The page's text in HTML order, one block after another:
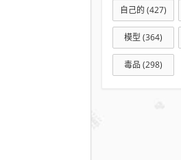
自己的 (427)
模型 (364)
毒品 (298)